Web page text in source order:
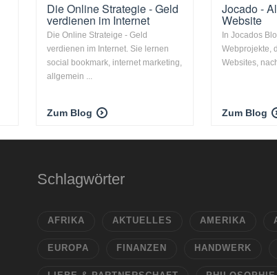
Die Online Strategie - Geld
verdienen im Internet
Die Online Strateige - Geld
verdienen im Internet. Sie lernen
social bookmark, internet marketing,
allgemein ...
Zum Blog
Jocado -
Website
In Jocados
Webprojekte,
Websites,
Zum Blog
Schlagwörter
AFRIKA AKTUELLES AMERIKA
EUROPA FINANZEN HANDWERK